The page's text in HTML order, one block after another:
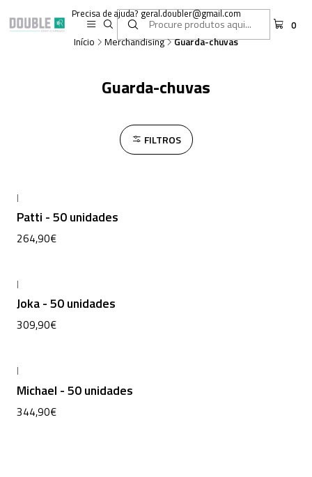
0
Precisa de ajuda? geral.doubler@gmail.com
Início Merchandising Guarda-chuvas
Guarda-chuvas
FILTROS
|
Patti - 50 unidades
264,90€
|
Joka - 50 unidades
309,90€
|
Michael - 50 unidades
344,90€